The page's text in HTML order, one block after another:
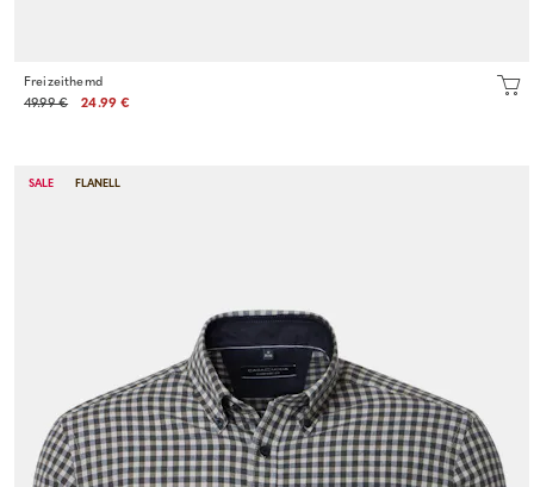
Freizeithemd
49.99 €
24.99 €
SALE FLANELL